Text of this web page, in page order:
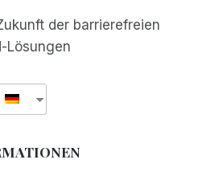
der barrierefreien
Lösungen